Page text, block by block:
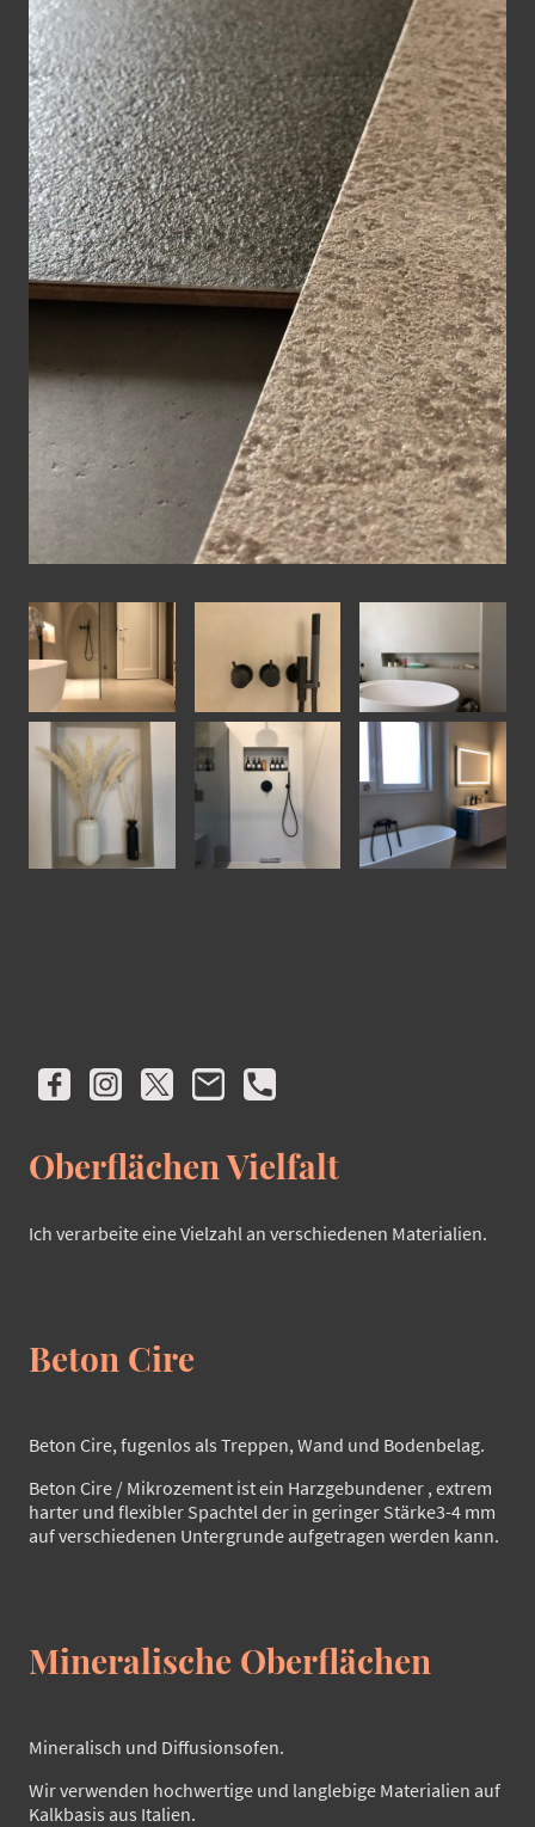
Oberflächen Vielfalt
Ich verarbeite eine Vielzahl an verschiedenen Materialien.
Beton Cire
Beton Cire, fugenlos als Treppen, Wand und Bodenbelag.
Beton Cire / Mikrozement ist ein Harzgebundener , extrem
harter und flexibler Spachtel der in geringer Stärke3-4 mm
auf verschiedenen Untergrunde aufgetragen werden kann.
Mineralische Oberflächen
Mineralisch und Diffusionsofen.
Wir verwenden hochwertige und langlebige Materialien auf
Kalkbasis aus Italien.